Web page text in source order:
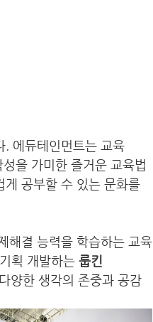
에듀테인먼트는 교육
을 가미한 즐거운 교육법
게 공부할 수 있는 문화를
해결 능력을 학습하는 교육
획 개발하는 룹킨
양한 생각의 존중과 공감